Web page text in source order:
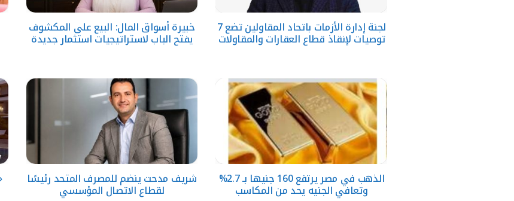
لجنة إدارة الأزمات باتحاد المقاولين تضع 7
توصيات لإنقاذ قطاع العقارات والمقاولات
خبيرة أسواق المال: البيع على المكشوف
يفتح الباب لاستراتيجيات استثمار جديدة
الذهب في مصر يرتفع 160 جنيها بـ 2.7%
وتعافي الجنيه يحد من المكاسب
شريف مدحت ينضم للمصرف المتحد رئيسًا
لقطاع الاتصال المؤسسي